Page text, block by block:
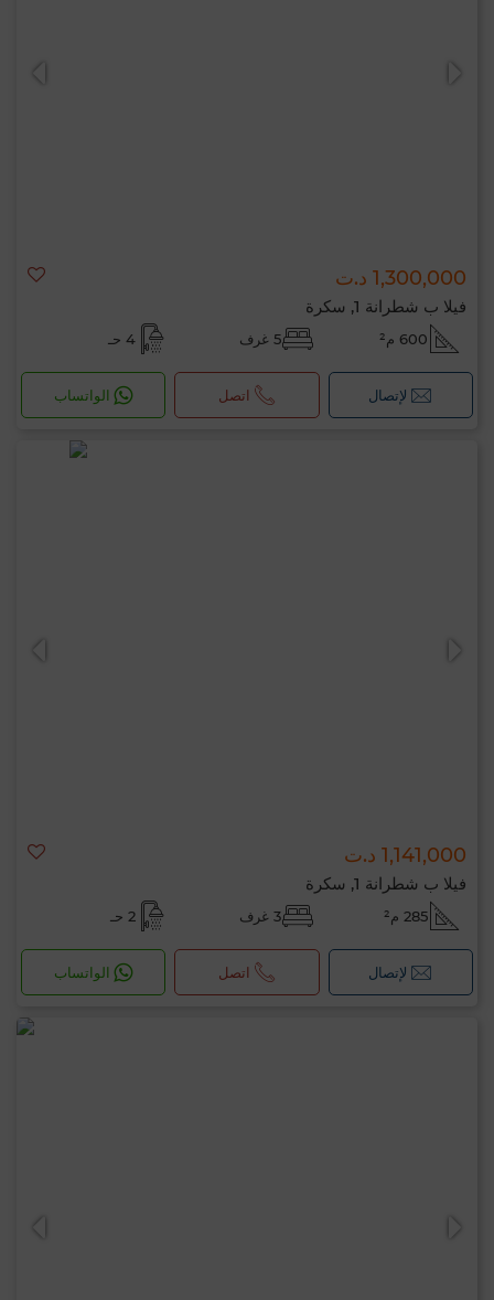
1,300,000 د.ت
فيلا ب شطرانة 1, سكرة
600 م² 5 غرف 4 حـ
لإتصال اتصل الواتساب
1,141,000 د.ت
فيلا ب شطرانة 1, سكرة
285 م² 3 غرف 2 حـ
لإتصال اتصل الواتساب